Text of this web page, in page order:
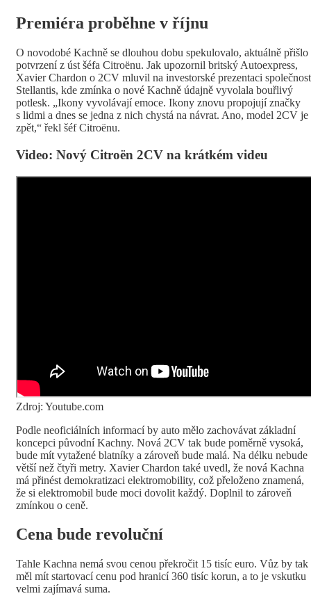
Premiéra proběhne v říjnu
O novodobé Kachně se dlouhou dobu spekulovalo, aktuálně přišlo
potvrzení z úst šéfa Citroënu. Jak upozornil britský Autoexpress,
Xavier Chardon o 2CV mluvil na investorské prezentaci
Stellantis, kde zmínka o nové Kachně údajně vyvolala bouřlivý
potlesk. „Ikony vyvolávají emoce. Ikony znovu propojují značky
s lidmi a dnes se jedna z nich chystá na návrat. Ano, model 2CV je
zpět,“ řekl šéf Citroënu.
Video: Nový Citroën 2CV na krátkém videu
Zdroj: Youtube.com
Podle neoficiálních informací by auto mělo zachovávat základní
koncepci původní Kachny. Nová 2CV tak bude poměrně vysoká,
bude mít vytažené blatníky a zároveň bude malá. Na délku nebude
větší než čtyři metry. Xavier Chardon také uvedl, že nová Kachna
má přinést demokratizaci elektromobility, což přeloženo znamená,
že si elektromobil bude moci dovolit každý. Doplnil to zároveň
zmínkou o ceně.
Cena bude revoluční
Tahle Kachna nemá svou cenou překročit 15 tisíc euro. Vůz by tak
měl mít startovací cenu pod hranicí 360 tisíc korun, a to je vskutku
velmi zajímavá suma.